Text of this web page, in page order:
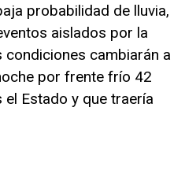
probabilidad de lluvia,
aislados por la
condiciones cambiarán a
por frente frío 42
Estado y que traería